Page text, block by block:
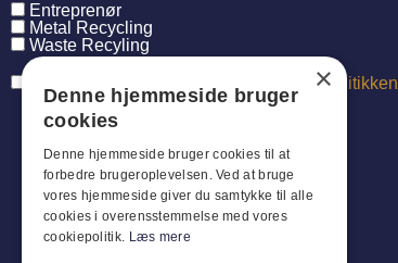
Entreprenør
Metal Recycling
Waste Recyling
persondatapolitikken
×
Denne hjemmeside bruger
cookies
Denne hjemmeside bruger cookies til at
forbedre brugeroplevelsen. Ved at bruge
vores hjemmeside giver du samtykke til alle
cookies i overensstemmelse med vores
cookiepolitik. Læs mere